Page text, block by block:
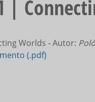
|
Worlds - Autor:
(.pdf)